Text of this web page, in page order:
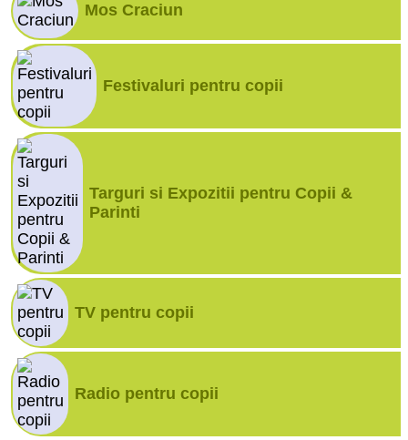
Mos Craciun
Festivaluri pentru copii
Targuri si Expozitii pentru Copii &
Parinti
TV pentru copii
Radio pentru copii